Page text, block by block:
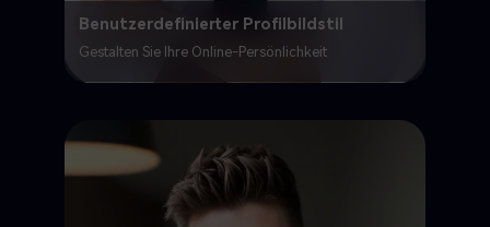
Benutzerdefinierter Profilbildstil
Gestalten Sie Ihre Online-Persönlichkeit